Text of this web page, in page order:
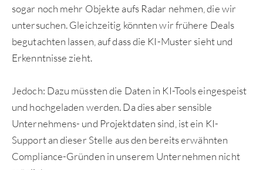
sogar noch mehr Objekte aufs Radar nehmen, die wir
untersuchen. Gleichzeitig könnten wir frühere Deals
begutachten lassen, auf dass die KI-Muster sieht und
Erkenntnisse zieht.
Jedoch: Dazu müssten die Daten in KI-Tools eingespeist
und hochgeladen werden. Da dies aber sensible
Unternehmens- und Projektdaten sind, ist ein KI-
Support an dieser Stelle aus den bereits erwähnten
Compliance-Gründen in unserem Unternehmen nicht